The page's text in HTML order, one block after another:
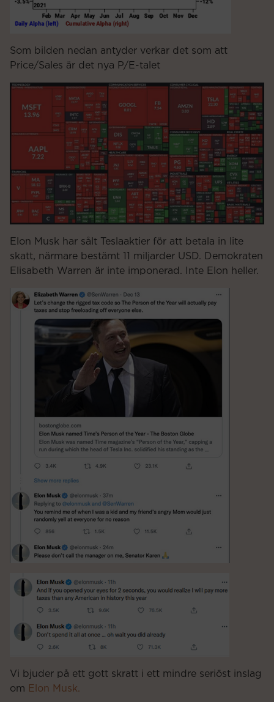
Som bilden nedan antyder verkar det som att
Price/Sales är det nya P/E-talet
Elon Musk har sålt Teslaaktier för att betala in lite
skatt, närmare bestämt 11 miljarder USD. Demokraten
Elisabeth Warren är inte imponerad. Inte Elon heller.
Vi bjuder på ett gott skratt i ett mindre seriöst inslag
om Elon Musk.